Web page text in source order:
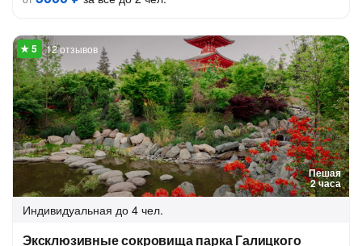
Пешая
2 часа
12 отзывов
Индивидуальная до 4 чел.
Эксклюзивные сокровища парка Галицкого